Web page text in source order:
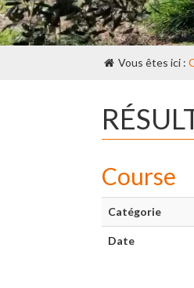
Vous êtes ici :
Course
Catégorie
Date